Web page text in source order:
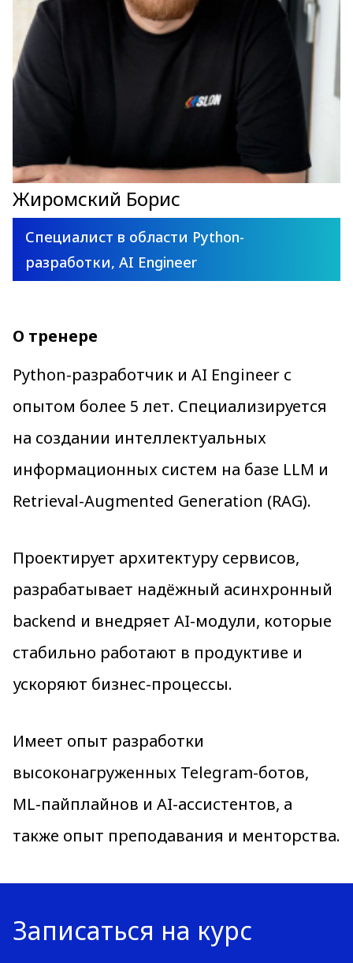
Жиромский Борис
Специалист в области Python-
разработки, AI Engineer
О тренере
Python-разработчик и AI Engineer с
опытом более 5 лет. Специализируется
на создании интеллектуальных
информационных систем на базе LLM и
Retrieval-Augmented Generation (RAG).
Проектирует архитектуру сервисов,
разрабатывает надёжный асинхронный
backend и внедряет AI-модули, которые
стабильно работают в продуктиве и
ускоряют бизнес-процессы.
Имеет опыт разработки
высоконагруженных Telegram-ботов,
ML-пайплайнов и AI-ассистентов, а
также опыт преподавания и менторства.
Записаться на курс